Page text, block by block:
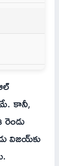
కానీ,
విజయ్‌కు